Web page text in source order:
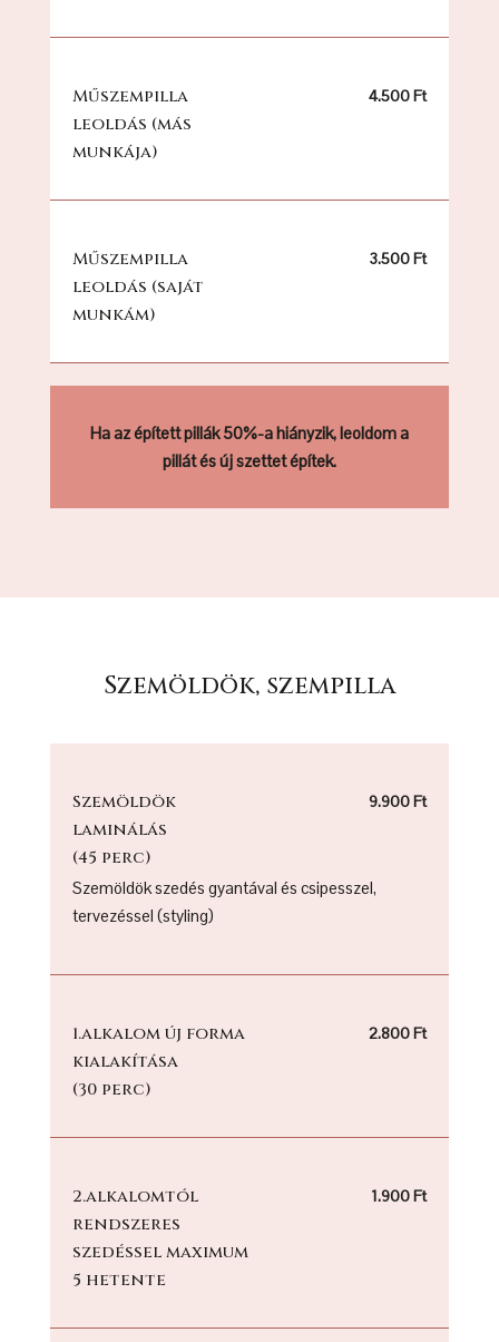
Műszempilla
leoldás (más
munkája)
4.500 Ft
Műszempilla
leoldás (saját
munkám)
3.500 Ft
Ha az épített pillák 50%-a hiányzik, leoldom a
pillát és új szettet építek.
Szemöldök, szempilla
Szemöldök
laminálás
(45 perc)
9.900 Ft
Szemöldök szedés gyantával és csipesszel,
tervezéssel (styling)
1.alkalom új forma
kialakítása
(30 perc)
2.800 Ft
2.alkalomtól
rendszeres
szedéssel maximum
5 hetente
1.900 Ft